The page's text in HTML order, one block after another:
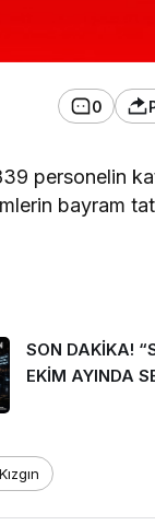
0
personelin
bayram
SON DAKİKA!
EKİM AYINDA
Kızgın